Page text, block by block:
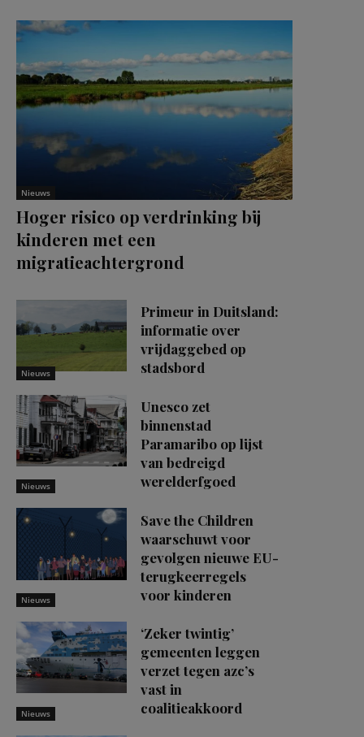
Nieuws
Hoger risico op verdrinking bij
kinderen met een
migratieachtergrond
Nieuws
Primeur in Duitsland:
informatie over
vrijdaggebed op
stadsbord
Nieuws
Unesco zet
binnenstad
Paramaribo op lijst
van bedreigd
werelderfgoed
Nieuws
Save the Children
waarschuwt voor
gevolgen nieuwe EU-
terugkeerregels
voor kinderen
Nieuws
‘Zeker twintig’
gemeenten leggen
verzet tegen azc’s
vast in
coalitieakkoord